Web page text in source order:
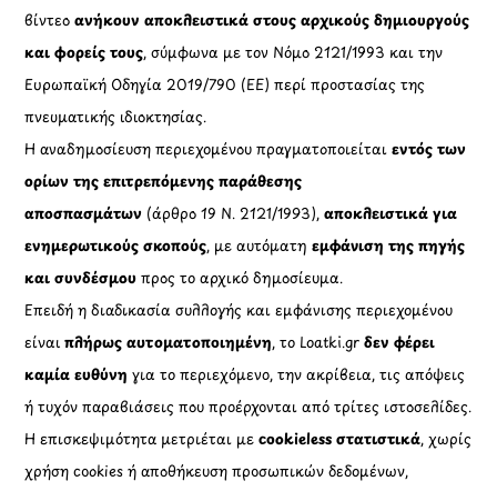
βίντεοανήκουν αποκλειστικά στους αρχικούς δημιουργούς
και φορείς τους, σύμφωνα με τον Νόμο 2121/1993 και την
Ευρωπαϊκή Οδηγία 2019/790 (ΕΕ) περί προστασίας της
πνευματικής ιδιοκτησίας.
Η αναδημοσίευση περιεχομένου πραγματοποιείταιεντός των
ορίων της επιτρεπόμενης παράθεσης
αποσπασμάτων (άρθρο 19 Ν. 2121/1993), αποκλειστικά για
ενημερωτικούς σκοπούς, με αυτόματηεμφάνιση της πηγής
και συνδέσμου προς το αρχικό δημοσίευμα.
Επειδή η διαδικασία συλλογής και εμφάνισης περιεχομένου
είναιπλήρως αυτοματοποιημένη, το Loatki.grδεν φέρει
καμία ευθύνη για το περιεχόμενο, την ακρίβεια, τις απόψεις
ή τυχόν παραβιάσεις που προέρχονται από τρίτες ιστοσελίδες.
Η επισκεψιμότητα μετριέται μεcookieless στατιστικά, χωρίς
χρήση cookies ή αποθήκευση προσωπικών δεδομένων,